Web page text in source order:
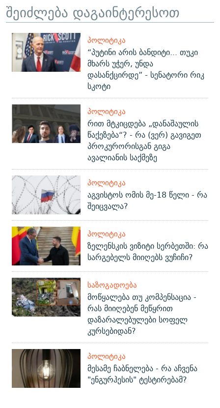
შეიძლება დაგაინტერესოთ
ᲞᲝᲚᲘᲢᲘᲙᲐ
“პუტინი არის ბანდიტი... თუკი
მხარს უჭერ, უნდა
დასანქცირდე” - სენატორი რიკ
სკოტი
ᲞᲝᲚᲘᲢᲘᲙᲐ
რით მტკიცდება „დანაშაულის
წაქეზება“? - რა (ვერ) გავიგეთ
პროკურორისგან გიგა
ავალიანის საქმეზე
ᲞᲝᲚᲘᲢᲘᲙᲐ
აგვისტოს ომის მე-18 წელი - რა
შეიცვალა?
ᲞᲝᲚᲘᲢᲘᲙᲐ
ზელენსკის ვიზიტი სერბეთში: რა
სარგებელს მიიღებს ვუჩიჩი?
ᲡᲐᲖᲝᲒᲐᲓᲝᲔᲑᲐ
მოწყალება თუ კომპენსაცია -
რას მიიღებენ მეწყრით
დაზარალებულები სოფელ
კურსებიდან?
ᲞᲝᲚᲘᲢᲘᲙᲐ
მესამე ჩაბნელება - რა აჩვენა
"ენგურჰესის" ტესტირებამ?